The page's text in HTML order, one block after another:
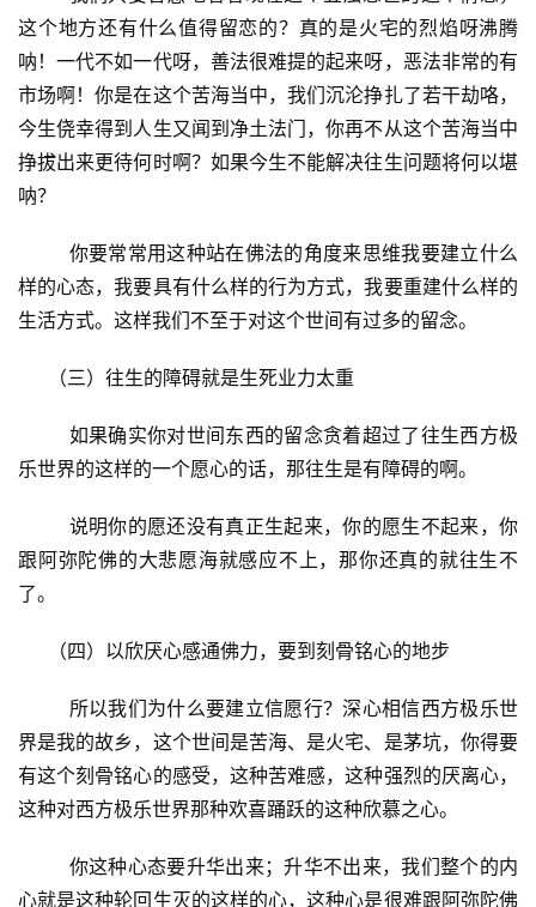
僧
音
谈
心
提
这个地方还有什么值得留恋的？真的是火宅的烈焰呀沸腾
呐！一代不如一代呀，善法很难提的起来呀，恶法非常的有
市场啊！你是在这个苦海当中，我们沉沦挣扎了若干劫咯，
今生侥幸得到人生又闻到净土法门，你再不从这个苦海当中
挣拔出来更待何时啊？如果今生不能解决往生问题将何以堪
呐？
你要常常用这种站在佛法的角度来思维我要建立什么
样的心态，我要具有什么样的行为方式，我要重建什么样的
生活方式。这样我们不至于对这个世间有过多的留念。
（三）往生的障碍就是生死业力太重
如果确实你对世间东西的留念贪着超过了往生西方极
乐世界的这样的一个愿心的话，那往生是有障碍的啊。
说明你的愿还没有真正生起来，你的愿生不起来，你
跟阿弥陀佛的大悲愿海就感应不上，那你还真的就往生不
了。
（四）以欣厌心感通佛力，要到刻骨铭心的地步
所以我们为什么要建立信愿行？深心相信西方极乐世
界是我的故乡，这个世间是苦海、是火宅、是茅坑，你得要
有这个刻骨铭心的感受，这种苦难感，这种强烈的厌离心，
这种对西方极乐世界那种欢喜踊跃的这种欣慕之心。
你这种心态要升华出来；升华不出来，我们整个的内
心就是这种轮回生灭的这样的心，这种心是很难跟阿弥陀佛